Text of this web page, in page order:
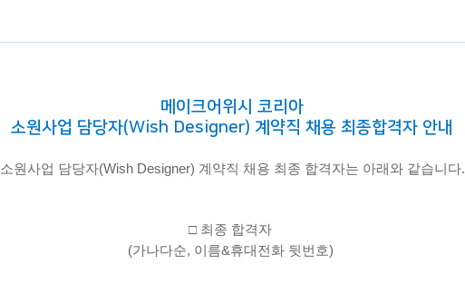
메이크어위시 코리아
소원사업 담당자(Wish Designer) 계약직 채용 최종합격자 안내
소원사업 담당자(Wish Designer) 계약직 채용 최종 합격자는 아래와 같습니다.
□ 최종 합격자
(가나다순, 이름&휴대전화 뒷번호)